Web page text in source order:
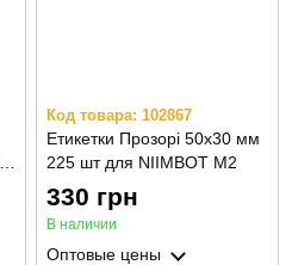
Код товара: 102867
Етикетки Прозорі 50х30 мм
225 шт для NIIMBOT M2
330 грн
В наличии
Оптовые цены